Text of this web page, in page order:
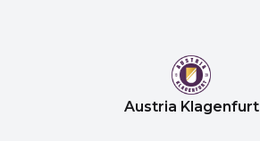
Austria Klagenfurt